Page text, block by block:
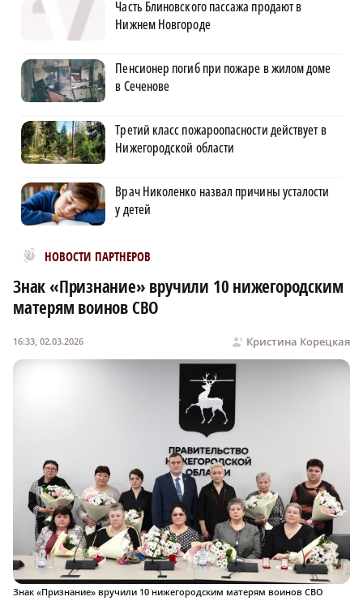
Часть Блиновского пассажа продают в
Нижнем Новгороде
Пенсионер погиб при пожаре в жилом доме
в Сеченове
Третий класс пожароопасности действует в
Нижегородской области
Врач Николенко назвал причины усталости
у детей
НОВОСТИ ПАРТНЕРОВ
Новости МирТесен
Знак «Признание» вручили 10 нижегородским
матерям воинов СВО
Кристина Корецкая
16:33, 02.03.2026
Знак «Признание» вручили 10 нижегородским матерям воинов СВО